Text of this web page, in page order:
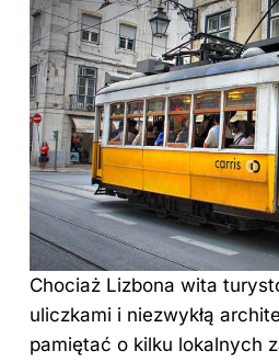
Chociaż Lizbona wita
uliczkami i niezwykłą
pamiętać o kilku lokalnych